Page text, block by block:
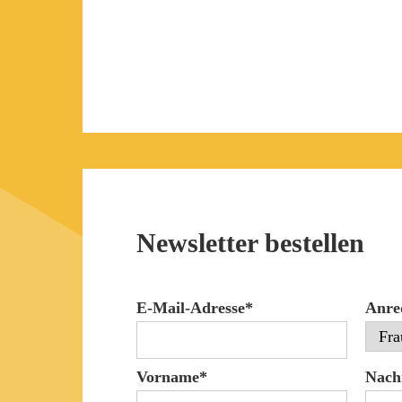
Newsletter bestellen
E-Mail-Adresse*
Vorname*